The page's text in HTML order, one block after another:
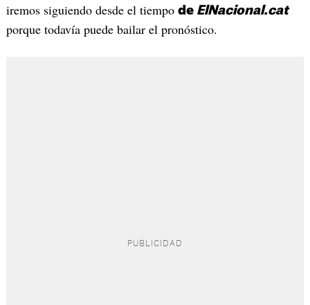
iremos siguiendo desde el tiempo de ElNacional.cat
porque todavía puede bailar el pronóstico.